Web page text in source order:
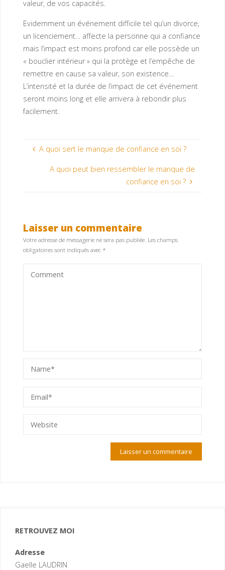
valeur, de vos capacités.
Evidemment un événement difficile tel qu’un divorce,
un licenciement… affecte la personne qui a confiance
mais l’impact est moins profond car elle possède un
« bouclier intérieur » qui la protège et l’empêche de
remettre en cause sa valeur, son existence…
L’intensité et la durée de l’impact de cet événement
seront moins long et elle arrivera à rebondir plus
facilement.
A quoi sert le manque de confiance en soi ?
A quoi peut bien ressembler le manque de
confiance en soi ?
Laisser un commentaire
Votre adresse de messagerie ne sera pas publiée. Les champs
obligatoires sont indiqués avec *
RETROUVEZ MOI
Adresse
Gaelle LAUDRIN